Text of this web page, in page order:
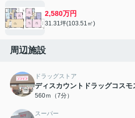
2,580万円
31.31坪(103.51㎡)
周辺施設
ドラッグストア
ディスカウントドラッグコスモ
560ｍ（7分）
スーパー